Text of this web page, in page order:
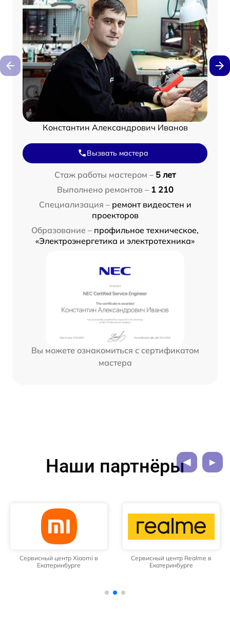
Константин Александрович Иванов
Вызвать мастера
Стаж работы мастером – 5 лет
Выполнено ремонтов – 1 210
Специализация – ремонт видеостен и
проекторов
Образование – профильное техническое,
«Электроэнергетика и электротехника»
Вы можете ознакомиться с сертификатом
мастера
Наши партнёры
Сервисный центр Xiaomi в
Екатеринбурге
Сервисный центр Realme в
Екатеринбурге